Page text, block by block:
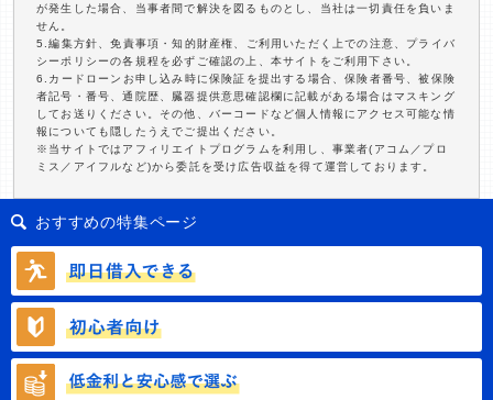
が発生した場合、当事者間で解決を図るものとし、当社は一切責任を負いま
せん。
5.編集方針、免責事項・知的財産権、ご利用いただく上での注意、プライバ
シーポリシーの各規程を必ずご確認の上、本サイトをご利用下さい。
6.カードローンお申し込み時に保険証を提出する場合、保険者番号、被保険
者記号・番号、通院歴、臓器提供意思確認欄に記載がある場合はマスキング
してお送りください。その他、バーコードなど個人情報にアクセス可能な情
報についても隠したうえでご提出ください。
※当サイトではアフィリエイトプログラムを利用し、事業者(アコム／プロ
ミス／アイフルなど)から委託を受け広告収益を得て運営しております。
おすすめの特集ページ